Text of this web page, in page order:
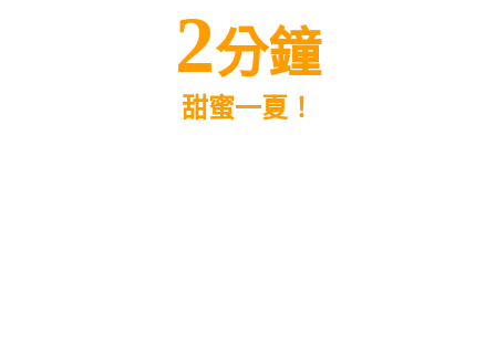
2分鐘
甜蜜一夏！